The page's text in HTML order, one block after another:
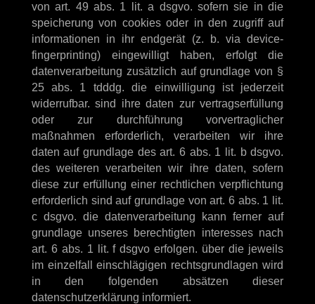
von art. 49 abs. 1 lit. a dsgvo. sofern sie in die
speicherung von cookies oder in den zugriff auf
informationen in ihr endgerät (z. b. via device-
fingerprinting) eingewilligt haben, erfolgt die
datenverarbeitung zusätzlich auf grundlage von §
25 abs. 1 tdddg. die einwilligung ist jederzeit
widerrufbar. sind ihre daten zur vertragserfüllung
oder zur durchführung vorvertraglicher
maßnahmen erforderlich, verarbeiten wir ihre
daten auf grundlage des art. 6 abs. 1 lit. b dsgvo.
des weiteren verarbeiten wir ihre daten, sofern
diese zur erfüllung einer rechtlichen verpflichtung
erforderlich sind auf grundlage von art. 6 abs. 1 lit.
c dsgvo. die datenverarbeitung kann ferner auf
grundlage unseres berechtigten interesses nach
art. 6 abs. 1 lit. f dsgvo erfolgen. über die jeweils
im einzelfall einschlägigen rechtsgrundlagen wird
in den folgenden absätzen dieser
datenschutzerklärung informiert.